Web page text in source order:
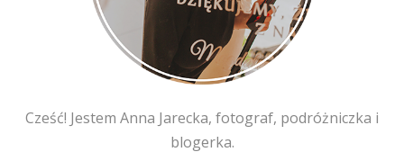
Cześć! Jestem Anna Jarecka, fotograf, podróżniczka i
blogerka.